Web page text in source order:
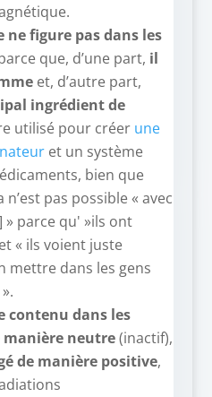
ne figure pas dans les
que, d’une part, il
et, d’autre part,
ingrédient de
utilisé pour créer une
et un système
bien que
pas possible « avec
» parce qu' »ils ont
« ils voient juste
mettre dans les gens
contenu dans les
manière neutre(inactif),
de manière positive,